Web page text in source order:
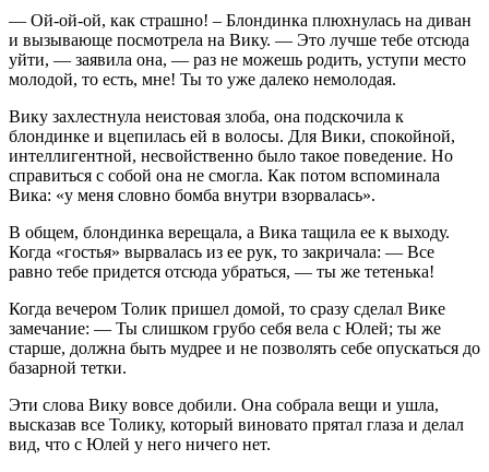
— Ой-ой-ой, как страшно! – Блондинка плюхнулась на диван
и вызывающе посмотрела на Вику. — Это лучше тебе отсюда
уйти, — заявила она, — раз не можешь родить, уступи место
молодой, то есть, мне! Ты то уже далеко немолодая.
Вику захлестнула неистовая злоба, она подскочила к
блондинке и вцепилась ей в волосы. Для Вики, спокойной,
интеллигентной, несвойственно было такое поведение. Но
справиться с собой она не смогла. Как потом вспоминала
Вика: «у меня словно бомба внутри взорвалась».
В общем, блондинка верещала, а Вика тащила ее к выходу.
Когда «гостья» вырвалась из ее рук, то закричала: — Все
равно тебе придется отсюда убраться, — ты же тетенька!
Когда вечером Толик пришел домой, то сразу сделал Вике
замечание: — Ты слишком грубо себя вела с Юлей; ты же
старше, должна быть мудрее и не позволять себе опускаться до
базарной тетки.
Эти слова Вику вовсе добили. Она собрала вещи и ушла,
высказав все Толику, который виновато прятал глаза и делал
вид, что с Юлей у него ничего нет.